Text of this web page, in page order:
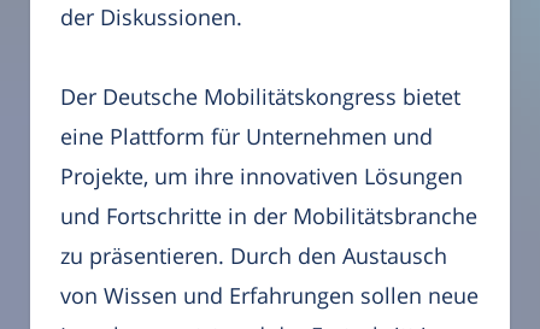
der Diskussionen.
Der Deutsche Mobilitätskongress bietet
eine Plattform für Unternehmen und
Projekte, um ihre innovativen Lösungen
und Fortschritte in der Mobilitätsbranche
zu präsentieren. Durch den Austausch
von Wissen und Erfahrungen sollen neue